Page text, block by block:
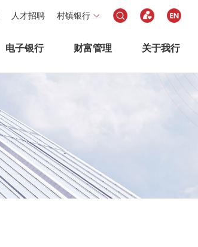
人才招聘 村镇银行
电子银行 财富管理 关于我行